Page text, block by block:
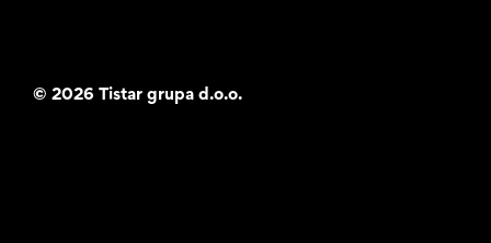
© 2026 Tistar grupa d.o.o.